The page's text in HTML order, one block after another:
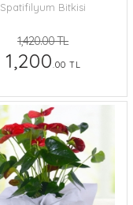
Spatifilyum Bitkisi
1,420.00 TL
1,200.00 TL